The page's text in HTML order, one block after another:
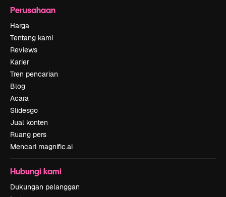
Perusahaan
Harga
Tentang kami
Reviews
Karier
Tren pencarian
Blog
Acara
Slidesgo
Jual konten
Ruang pers
Mencari magnific.ai
Hubungi kami
Dukungan pelanggan